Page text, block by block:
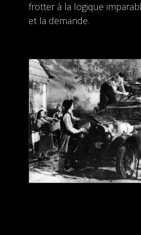
frotter à la logique
et la demande.